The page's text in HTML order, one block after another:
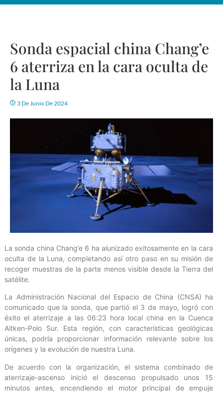
Sonda espacial china Chang’e
6 aterriza en la cara oculta de
la Luna
3 De Junio De 2024
La sonda china Chang’e 6 ha alunizado exitosamente en la cara
oculta de la Luna, completando así otro paso en su misión de
recoger muestras de la parte menos visible desde la Tierra del
satélite.
La Administración Nacional del Espacio de China (CNSA) ha
comunicado que la sonda, que partió el 3 de mayo, logró con
éxito el aterrizaje a las 06:23 hora local china en la Cuenca
Aitken-Polo Sur. Esta región, con características geológicas
únicas, podría proporcionar información relevante sobre los
orígenes y la evolución de nuestra Luna.
De acuerdo con la organización, el sistema combinado de
aterrizaje-ascenso inició el descenso propulsado unos 15
minutos antes, encendiendo el motor principal de empuje